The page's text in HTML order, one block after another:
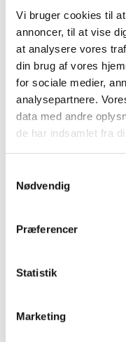
Vi bruger cookies til
annoncer, til at vise
at analysere vores
din brug af vores
for sociale medier,
analysepartnere.
data med andre
de har indsamlet fra
Nødvendig
Præferencer
Statistik
Marketing
Du vil